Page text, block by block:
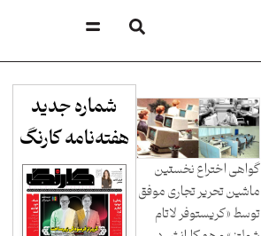
گواهی اختراع نخستین
ماشین تحریر تجاری موفق
توسط «کریستوفر لاتام
شماره جدید
هفته‌نامه کارنگ​